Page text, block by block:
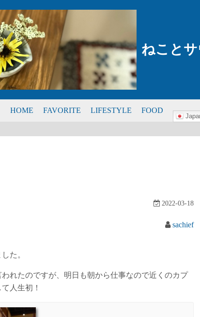
ねこと
HOME FAVORITE LIFESTYLE FOOD
2022-03-18
sachief
た。
れたのですが、明日も朝から仕事なので近くのカプ
人生初！